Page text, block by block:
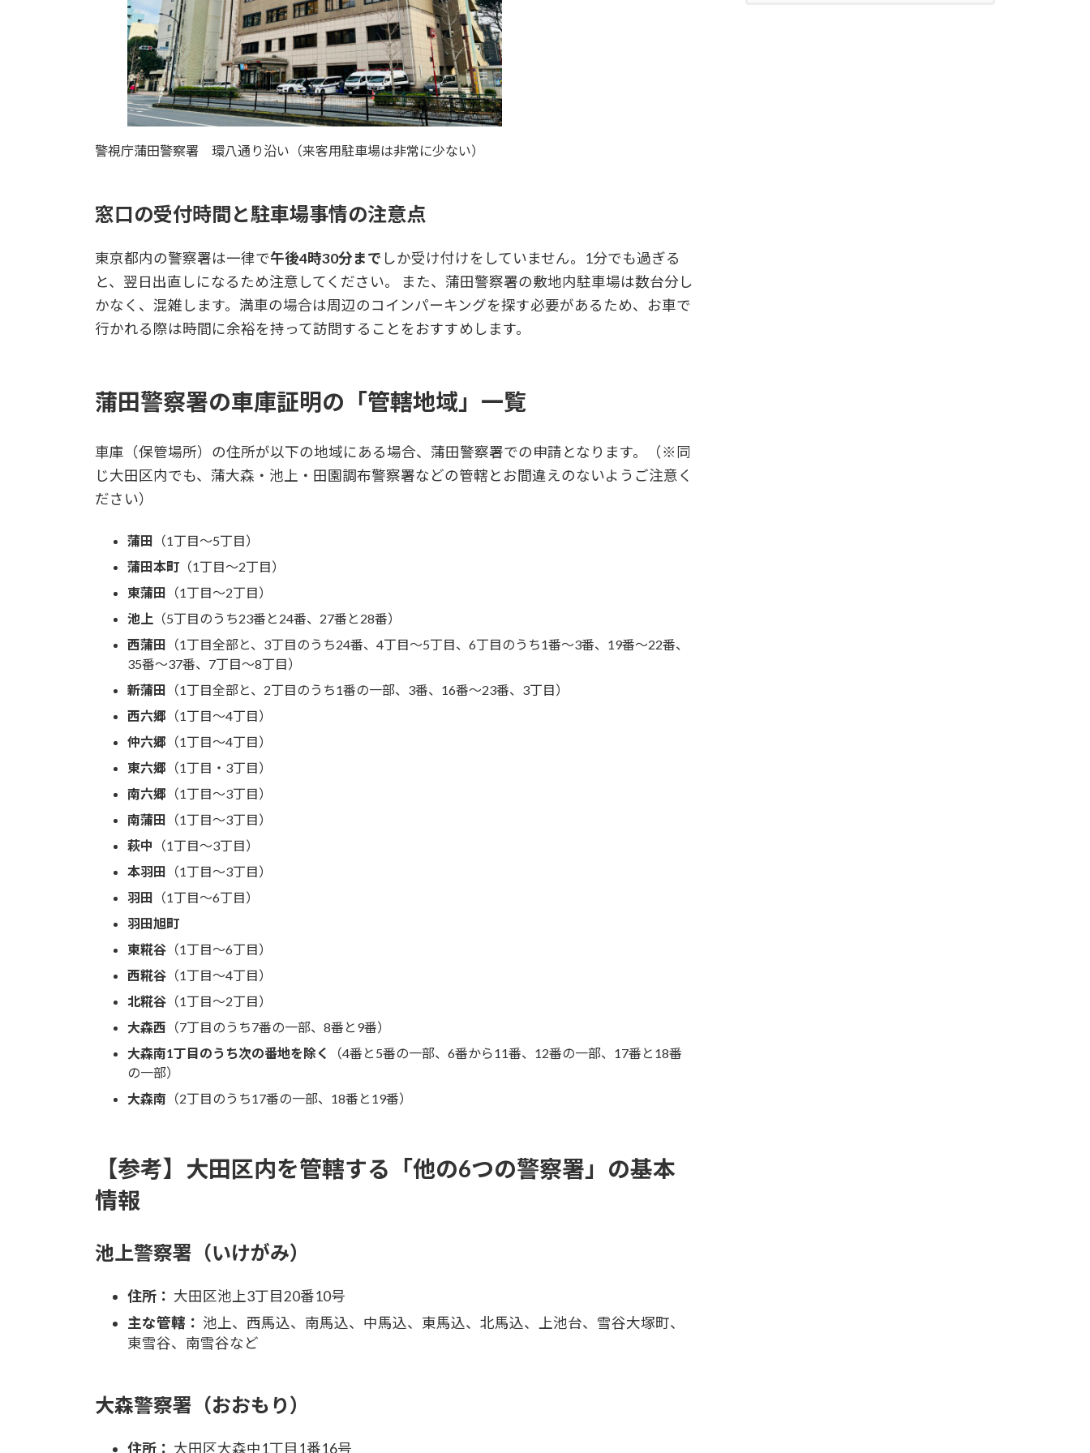
警視庁蒲田警察署 環八通り沿い（来客用駐車場は非常に少ない）
窓口の受付時間と駐車場事情の注意点
東京都内の警察署は一律で午後4時30分まで しか受け付けをしていません。1分でも過ぎる
と、翌日出直しになるため注意してください。 また、蒲田警察署の敷地内駐車場は数台分し
かなく、混雑します。満車の場合は周辺のコインパーキングを探す必要があるため、お車で
行かれる際は時間に余裕を持って訪問することをおすすめします。
蒲田警察署の車庫証明の「管轄地域」一覧
車庫（保管場所）の住所が以下の地域にある場合、蒲田警察署での申請となります。（※同
じ大田区内でも、蒲大森・池上・田園調布警察署などの管轄とお間違えのないようご注意く
ださい）
蒲田 （1丁目〜5丁目）
蒲田本町 （1丁目～2丁目）
東蒲田 （1丁目〜2丁目）
池上 （5丁目のうち23番と24番、27番と28番）
西蒲田 （1丁目全部と、3丁目のうち24番、4丁目～5丁目、6丁目のうち1番～3番、19番～22番、
35番～37番、7丁目～8丁目）
新蒲田 （1丁目全部と、2丁目のうち1番の一部、3番、16番～23番、3丁目）
西六郷 （1丁目〜4丁目）
仲六郷 （1丁目〜4丁目）
東六郷 （1丁目・3丁目）
南六郷 （1丁目〜3丁目）
南蒲田 （1丁目〜3丁目）
萩中
（1丁目〜3丁目）
本羽田 （1丁目～3丁目）
羽田 （1丁目～6丁目）
羽田旭町
東糀谷 （1丁目～6丁目）
西糀谷 （1丁目～4丁目）
北糀谷 （1丁目～2丁目）
大森西 （7丁目のうち7番の一部、8番と9番）
大森南1丁目のうち次の番地を除く
（4番と5番の一部、6番から11番、12番の一部、17番と18番
の一部）
大森南 （2丁目のうち17番の一部、18番と19番）
【参考】大田区内を管轄する「他の6つの警察署」の基本
情報
池上警察署（いけがみ）
住所： 大田区池上3丁目20番10号
主な管轄： 池上、西馬込、南馬込、中馬込、東馬込、北馬込、上池台、雪谷大塚町、
東雪谷、南雪谷など
大森警察署（おおもり）
住所： 大田区大森中1丁目1番16号